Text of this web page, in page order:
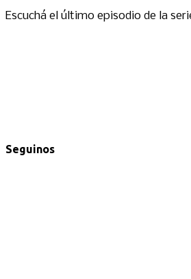
Escuchá el último episodio de la
Seguinos